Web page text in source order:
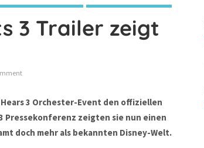
3 Trailer zeigt
3 Orchester-Event den offiziellen
Pressekonferenz zeigten sie nun einen
doch mehr als bekannten Disney-Welt.